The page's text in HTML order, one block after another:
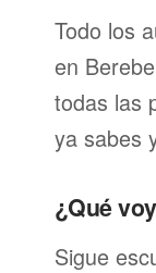
Todo los
en
todas las
ya sabes
¿Qué
Sigue